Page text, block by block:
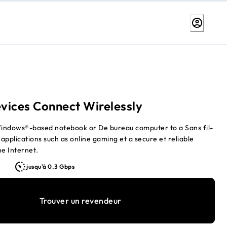
Connect Wirelessly
based notebook or De bureau computer to a Sans fil-
such as online gaming et a secure et reliable
Internet.
jusqu'à 0.3 Gbps
Trouver un revendeur